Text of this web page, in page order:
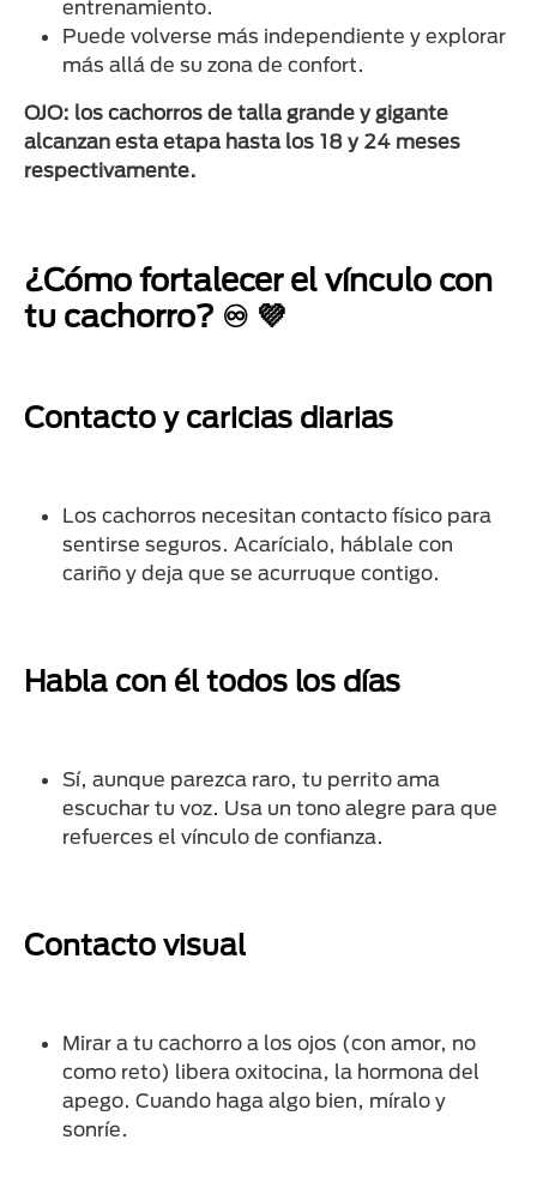
entrenamiento.
Puede volverse más independiente y explorar
más allá de su zona de confort.
OJO: los cachorros de talla grande y gigante
alcanzan esta etapa hasta los 18 y 24 meses
respectivamente.
¿Cómo fortalecer el vínculo con
tu cachorro? ♾️ 💜
Contacto y caricias diarias
Los cachorros necesitan contacto físico para
sentirse seguros. Acarícialo, háblale con
cariño y deja que se acurruque contigo.
Habla con él todos los días
Sí, aunque parezca raro, tu perrito ama
escuchar tu voz. Usa un tono alegre para que
refuerces el vínculo de confianza.
Contacto visual
Mirar a tu cachorro a los ojos (con amor, no
como reto) libera oxitocina, la hormona del
apego. Cuando haga algo bien, míralo y
sonríe.